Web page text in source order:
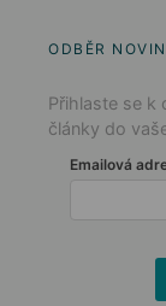
ODBĚR
Přihlaste se k
články do
Emailová